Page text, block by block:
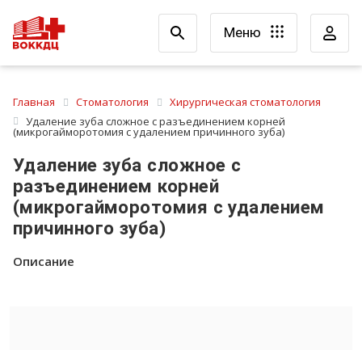
Меню
Главная Стоматология
Хирургическая стоматология
Удаление зуба сложное с разъединением корней
(микрогайморотомия с удалением причинного зуба)
Удаление зуба сложное с
разъединением корней
(микрогайморотомия с удалением
причинного зуба)
Описание